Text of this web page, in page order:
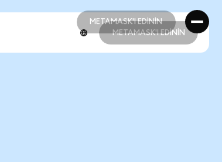
METAMASK'I EDİNİN
METAMASK'I EDİNİN
METAMASK'I EDİNİN